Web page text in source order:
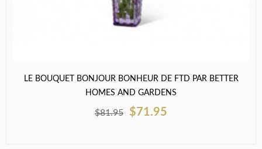
LE BOUQUET BONJOUR BONHEUR DE FTD PAR BETTER
HOMES AND GARDENS
$81.95 $71.95